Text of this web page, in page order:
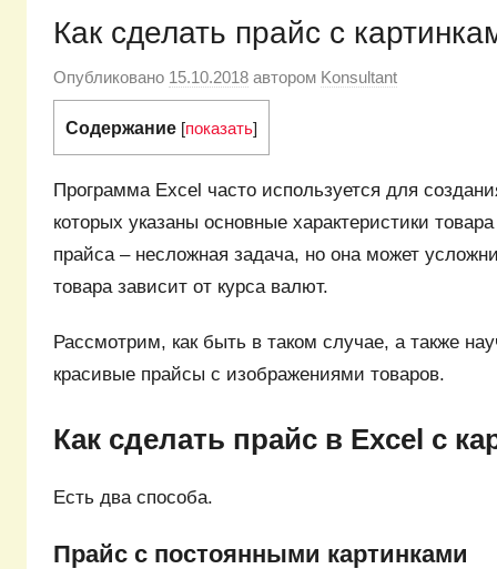
Как сделать прайс с
Опубликовано 15.10.2018 автором Konsultant
Содержание [показать]
Программа Excel часто используется для
которых указаны основные характеристики
прайса – несложная задача, но она может
товара зависит от курса валют.
Рассмотрим, как быть в таком случае, а также
красивые прайсы с изображениями товаров.
Как сделать прайс в Excel с
Есть два способа.
Прайс с постоянными картинками